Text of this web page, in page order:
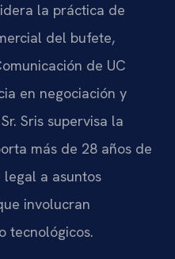
la práctica de
del bufete,
de UC
en negociación y
Sris supervisa la
más de 28 años de
a asuntos
involucran
tecnológicos.